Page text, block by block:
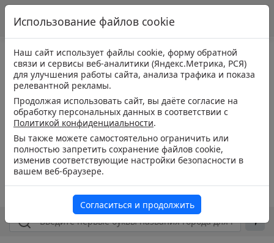
Использование файлов cookie
Наш сайт использует файлы cookie, форму обратной
связи и сервисы веб-аналитики (Яндекс.Метрика, РСЯ)
для улучшения работы сайта, анализа трафика и показа
релевантной рекламы.
Продолжая использовать сайт, вы даёте согласие на
обработку персональных данных в соответствии с
Политикой конфиденциальности.
Вы также можете самостоятельно ограничить или
полностью запретить сохранение файлов cookie,
изменив соответствующие настройки безопасности в
вашем веб-браузере.
Согласиться и продолжить